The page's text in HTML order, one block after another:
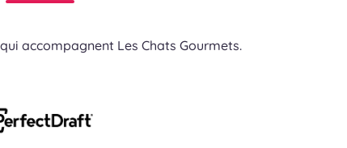
accompagnent Les Chats Gourmets.